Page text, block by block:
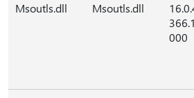
Msoutls.dll Msoutls.dll
366.1
000